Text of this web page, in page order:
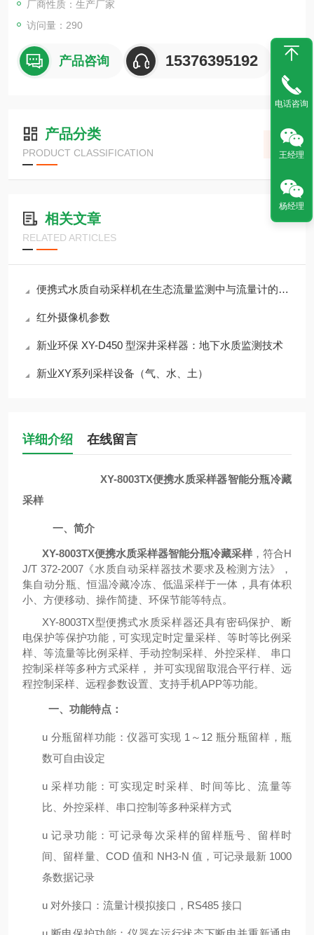
厂商性质：生产厂家
访问量：290
产品咨询 15376395192
产品分类
PRODUCT CLASSIFICATION
相关文章
RELATED ARTICLES
便携式水质自动采样机在生态流量监测中与流量计的联动控制策略
红外摄像机参数
新业环保 XY-D450 型深井采样器：地下水质监测技术
新业XY系列采样设备（气、水、土）
详细介绍 在线留言
XY-8003TX便携水质采样器智能分瓶冷藏
采样
一、 简介
XY-8003TX便携水质采样器智能分瓶冷藏采样 ，符合H
J/T 372-2007《水质自动采样器技术要求及检测方法》，
集自动分瓶、恒温冷藏冷冻、低温采样于一体，具有体积
小、方便移动、操作简捷、环保节能等特点。
XY-8003TX型便携式水质采样器还具有密码保护、断
电保护等保护功能，可实现定时定量采样、等时等比例采
样、等流量等比例采样、手动控制采样、外控采样、 串口
控制采样等多种方式采样， 并可实现留取混合平行样、远
程控制采样、远程参数设置、支持手机APP等功能。
一、 功能特点：
u 分瓶留样功能：仪器可实现 1～12 瓶分瓶留样，瓶
数可自由设定
u采样功能：可实现定时采样、时间等比、流量等
比、外控采样、串口控制等多种采样方式
u记录功能：可记录每次采样的留样瓶号、留样时
间、留样量、 COD 值和 NH3-N 值，可记录最新 1000
条数据记录
u 对外接口：流量计模拟接口， RS485 接口
电话咨询
王经理
杨经理